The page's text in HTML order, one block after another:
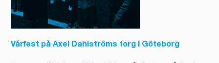
Vårfest på Axel Dahlströms torg i Göteborg